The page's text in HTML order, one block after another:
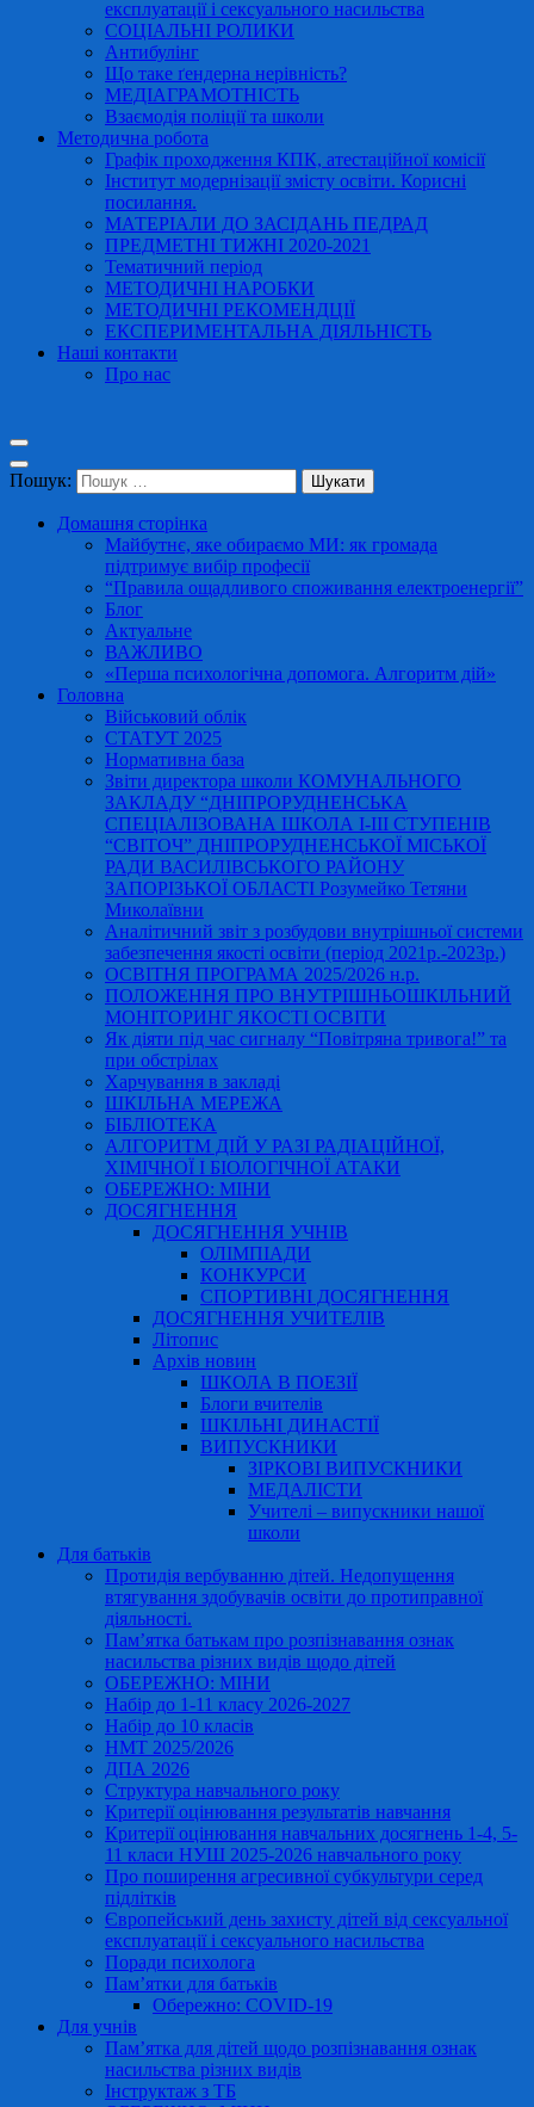
експлуатації і сексуального насильства
СОЦІАЛЬНІ РОЛИКИ
Антибулінг
Що таке ґендерна нерівність?
МЕДІАГРАМОТНІСТЬ
Взаємодія поліції та школи
Методична робота
Графік проходження КПК, атестаційної комісії
Інститут модернізації змісту освіти. Корисні
посилання.
МАТЕРІАЛИ ДО ЗАСІДАНЬ ПЕДРАД
ПРЕДМЕТНІ ТИЖНІ 2020-2021
Тематичний період
МЕТОДИЧНІ НАРОБКИ
МЕТОДИЧНІ РЕКОМЕНДЦІЇ
ЕКСПЕРИМЕНТАЛЬНА ДІЯЛЬНІСТЬ
Наші контакти
Про нас
Пошук:
Домашня сторінка
Майбутнє, яке обираємо МИ: як громада
підтримує вибір професії
“Правила ощадливого споживання електроенергії”
Блог
Актуальне
ВАЖЛИВО
«Перша психологічна допомога. Алгоритм дій»
Головна
Військовий облік
СТАТУТ 2025
Нормативна база
Звіти директора школи КОМУНАЛЬНОГО
ЗАКЛАДУ “ДНІПРОРУДНЕНСЬКА
СПЕЦІАЛІЗОВАНА ШКОЛА І-ІІІ СТУПЕНІВ
“СВІТОЧ” ДНІПРОРУДНЕНСЬКОЇ МІСЬКОЇ
РАДИ ВАСИЛІВСЬКОГО РАЙОНУ
ЗАПОРІЗЬКОЇ ОБЛАСТІ Розумейко Тетяни
Миколаївни
Аналітичний звіт з розбудови внутрішньої системи
забезпечення якості освіти (період 2021р.-2023р.)
ОСВІТНЯ ПРОГРАМА 2025/2026 н.р.
ПОЛОЖЕННЯ ПРО ВНУТРІШНЬОШКІЛЬНИЙ
МОНІТОРИНГ ЯКОСТІ ОСВІТИ
Як діяти під час сигналу “Повітряна тривога!” та
при обстрілах
Харчування в закладі
ШКІЛЬНА МЕРЕЖА
БІБЛІОТЕКА
АЛГОРИТМ ДІЙ У РАЗІ РАДІАЦІЙНОЇ,
ХІМІЧНОЇ І БІОЛОГІЧНОЇ АТАКИ
ОБЕРЕЖНО: МІНИ
ДОСЯГНЕННЯ
ДОСЯГНЕННЯ УЧНІВ
ОЛІМПІАДИ
КОНКУРСИ
СПОРТИВНІ ДОСЯГНЕННЯ
ДОСЯГНЕННЯ УЧИТЕЛІВ
Літопис
Архів новин
ШКОЛА В ПОЕЗІЇ
Блоги вчителів
ШКІЛЬНІ ДИНАСТІЇ
ВИПУСКНИКИ
ЗІРКОВІ ВИПУСКНИКИ
МЕДАЛІСТИ
Учителі – випускники нашої
школи
Для батьків
Протидія вербуванню дітей. Недопущення
втягування здобувачів освіти до протиправної
діяльності.
Пам’ятка батькам про розпізнавання ознак
насильства різних видів щодо дітей
ОБЕРЕЖНО: МІНИ
Набір до 1-11 класу 2026-2027
Набір до 10 класів
НМТ 2025/2026
ДПА 2026
Структура навчального року
Критерії оцінювання результатів навчання
Критерії оцінювання навчальних досягнень 1-4, 5-
11 класи НУШ 2025-2026 навчального року
Про поширення агресивної субкультури серед
підлітків
Європейський день захисту дітей від сексуальної
експлуатації і сексуального насильства
Поради психолога
Пам’ятки для батьків
Обережно: COVID-19
Для учнів
Пам’ятка для дітей щодо розпізнавання ознак
насильства різних видів
Інструктаж з ТБ